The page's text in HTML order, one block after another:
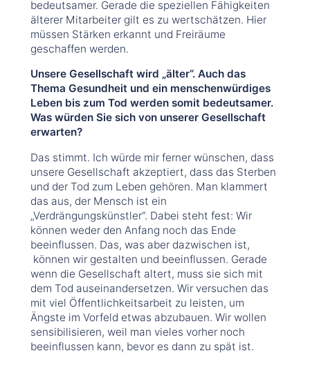
bedeutsamer. Gerade die speziellen Fähigkeiten
älterer Mitarbeiter gilt es zu wertschätzen. Hier
müssen Stärken erkannt und Freiräume
geschaffen werden.
Unsere Gesellschaft wird „älter“. Auch das
Thema Gesundheit und ein menschenwürdiges
Leben bis zum Tod werden somit bedeutsamer.
Was würden Sie sich von unserer Gesellschaft
erwarten?
Das stimmt. Ich würde mir ferner wünschen, dass
unsere Gesellschaft akzeptiert, dass das Sterben
und der Tod zum Leben gehören. Man klammert
das aus, der Mensch ist ein
„Verdrängungskünstler“. Dabei steht fest: Wir
können weder den Anfang noch das Ende
beeinflussen. Das, was aber dazwischen ist,
können wir gestalten und beeinflussen. Gerade
wenn die Gesellschaft altert, muss sie sich mit
dem Tod auseinandersetzen. Wir versuchen das
mit viel Öffentlichkeitsarbeit zu leisten, um
Ängste im Vorfeld etwas abzubauen. Wir wollen
sensibilisieren, weil man vieles vorher noch
beeinflussen kann, bevor es dann zu spät ist.